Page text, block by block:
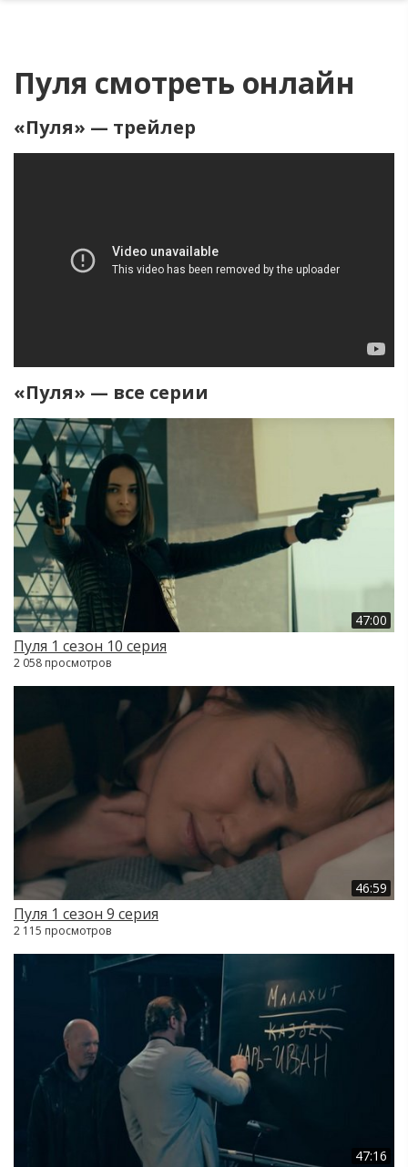
Пуля смотреть онлайн
«Пуля» — трейлер
«Пуля» — все серии
47:00
Пуля 1 сезон 10 серия
2 058 просмотров
46:59
Пуля 1 сезон 9 серия
2 115 просмотров
47:16